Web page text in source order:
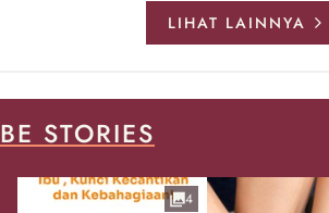
LIHAT LAINNYA
BE STORIES
4